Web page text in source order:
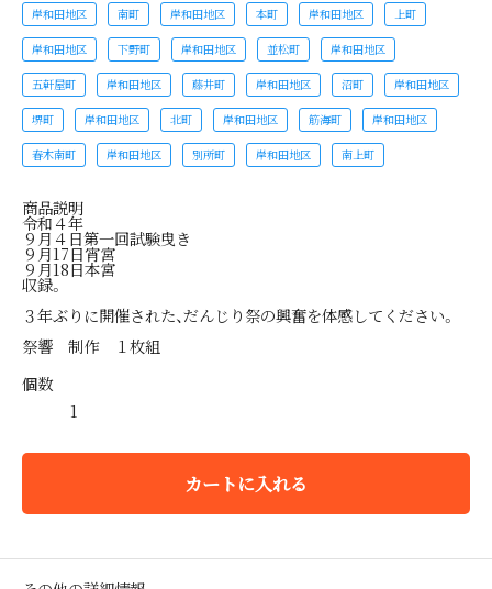
岸和田地区 南町 岸和田地区 本町 岸和田地区 上町
岸和田地区 下野町 岸和田地区 並松町 岸和田地区
五軒屋町 岸和田地区 藤井町 岸和田地区 沼町 岸和田地区
堺町 岸和田地区 北町 岸和田地区 筋海町 岸和田地区
春木南町 岸和田地区 別所町 岸和田地区 南上町
商品説明
令和４年
９月４日第一回試験曳き
９月17日宵宮
９月18日本宮
収録。
３年ぶりに開催された、だんじり祭の興奮を体感してください。
祭響 制作 １枚組
個数
カートに入れる